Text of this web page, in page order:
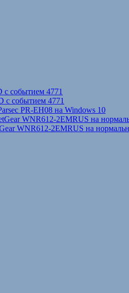
с событием 4771
с событием 4771
PR-EH08 на Windows 10
WNR612-2EMRUS на
WNR612-2EMRUS на